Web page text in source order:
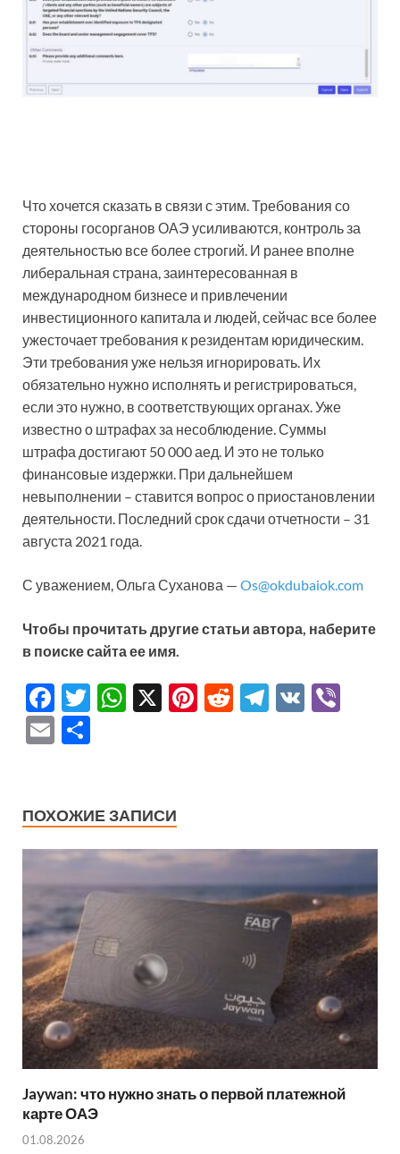
Что хочется сказать в связи с этим. Требования со
стороны госорганов ОАЭ усиливаются, контроль за
деятельностью все более строгий. И ранее вполне
либеральная страна, заинтересованная в
международном бизнесе и привлечении
инвестиционного капитала и людей, сейчас все более
ужесточает требования к резидентам юридическим.
Эти требования уже нельзя игнорировать. Их
обязательно нужно исполнять и регистрироваться,
если это нужно, в соответствующих органах. Уже
известно о штрафах за несоблюдение. Суммы
штрафа достигают 50 000 аед. И это не только
финансовые издержки. При дальнейшем
невыполнении – ставится вопрос о приостановлении
деятельности. Последний срок сдачи отчетности – 31
августа 2021 года.
С уважением, Ольга Суханова — Os@okdubaiok.com
Чтобы прочитать другие статьи автора, наберите
в поиске сайта ее имя.
F
ac
e
o
o
k
T
W
A
p
p
X
Pi R
T
m
V
E
а
в
ть
ПОХОЖИЕ ЗАПИСИ
Jaywan: что нужно знать о первой платежной
карте ОАЭ
01.08.2026